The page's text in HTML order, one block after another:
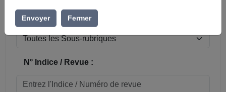
Sous-rubrique / Commune :
N° Indice / Revue :
Envoyer Fermer